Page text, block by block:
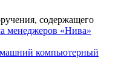
содержащего
менеджеров «Нива»